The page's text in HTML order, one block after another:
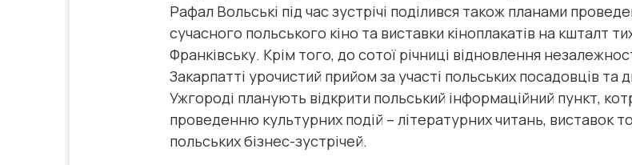
Рафал Вольські під час зустрічі поділився також планами
сучасного польського кіно та виставки кіноплакатів на кшталт
Франківську. Крім того, до сотої річниці відновлення
Закарпатті урочистий прийом за участі польських посадовців та
Ужгороді планують відкрити польський інформаційний пункт,
проведенню культурних подій – літературних читань, виставок
польських бізнес-зустрічей.